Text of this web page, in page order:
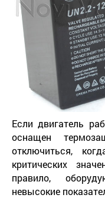
Если двигатель
оснащен
отключиться,
критических
правило,
невысокие